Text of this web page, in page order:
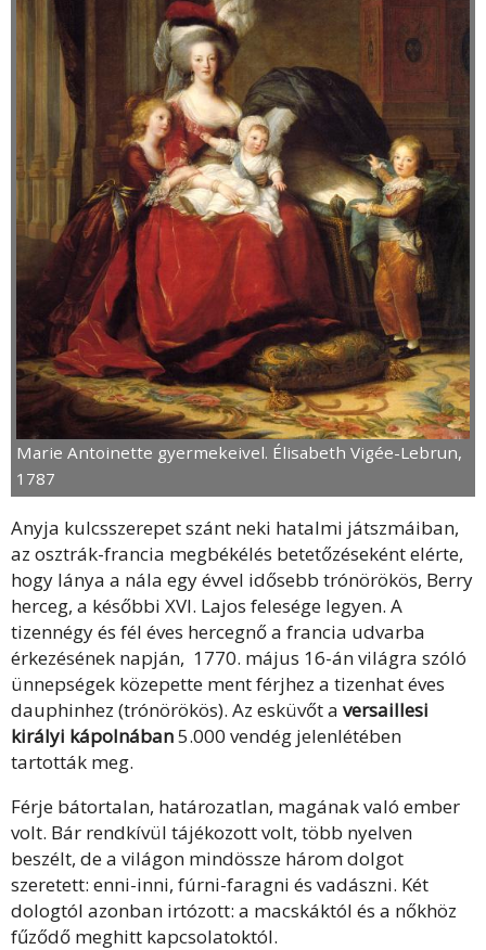
Marie Antoinette gyermekeivel. Élisabeth Vigée-Lebrun,
1787
Anyja kulcsszerepet szánt neki hatalmi játszmáiban,
az osztrák-francia megbékélés betetőzéseként elérte,
hogy lánya a nála egy évvel idősebb trónörökös, Berry
herceg, a későbbi XVI. Lajos felesége legyen. A
tizennégy és fél éves hercegnő a francia udvarba
érkezésének napján, 1770. május 16-án világra szóló
ünnepségek közepette ment férjhez a tizenhat éves
dauphinhez (trónörökös). Az esküvőt a versaillesi
királyi kápolnában5.000 vendég jelenlétében
tartották meg.
Férje bátortalan, határozatlan, magának való ember
volt. Bár rendkívül tájékozott volt, több nyelven
beszélt, de a világon mindössze három dolgot
szeretett: enni-inni, fúrni-faragni és vadászni. Két
dologtól azonban irtózott: a macskáktól és a nőkhöz
fűződő meghitt kapcsolatoktól.